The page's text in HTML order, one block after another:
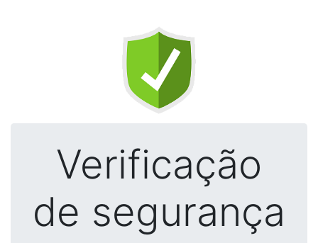
Verificação
de segurança